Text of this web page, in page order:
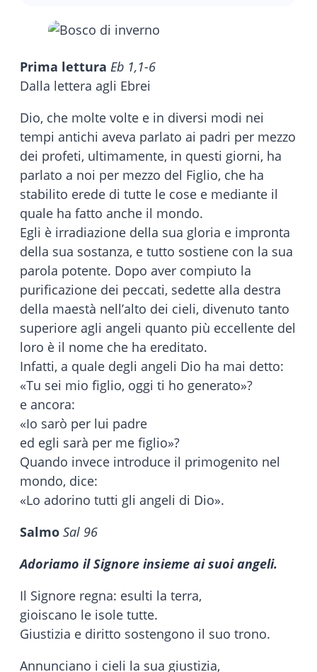
Prima lettura Eb 1,1-6
Dalla lettera agli Ebrei
Dio, che molte volte e in diversi modi nei
tempi antichi aveva parlato ai padri per mezzo
dei profeti, ultimamente, in questi giorni, ha
parlato a noi per mezzo del Figlio, che ha
stabilito erede di tutte le cose e mediante il
quale ha fatto anche il mondo.
Egli è irradiazione della sua gloria e impronta
della sua sostanza, e tutto sostiene con la sua
parola potente. Dopo aver compiuto la
purificazione dei peccati, sedette alla destra
della maestà nell’alto dei cieli, divenuto tanto
superiore agli angeli quanto più eccellente del
loro è il nome che ha ereditato.
Infatti, a quale degli angeli Dio ha mai detto:
«Tu sei mio figlio, oggi ti ho generato»?
e ancora:
«Io sarò per lui padre
ed egli sarà per me figlio»?
Quando invece introduce il primogenito nel
mondo, dice:
«Lo adorino tutti gli angeli di Dio».
Salmo Sal 96
Adoriamo il Signore insieme ai suoi angeli.
Il Signore regna: esulti la terra,
gioiscano le isole tutte.
Giustizia e diritto sostengono il suo trono.
Annunciano i cieli la sua giustizia,